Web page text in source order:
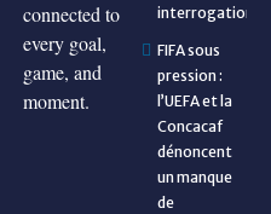
connected to
every goal,
game, and
moment.
interrogations
FIFA sous
pression :
l’UEFA et la
Concacaf
dénoncent
un manque
de